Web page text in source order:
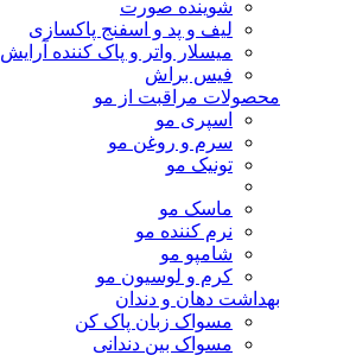
شوینده صورت
لیف و پد و اسفنج پاکسازی
میسلار واتر و پاک کننده آرایش
فیس براش
محصولات مراقبت از مو
اسپری مو
سرم و روغن مو
تونیک مو
ماسک مو
نرم کننده مو
شامپو مو
کرم و لوسیون مو
بهداشت دهان و دندان
مسواک زبان پاک کن
مسواک بین دندانی